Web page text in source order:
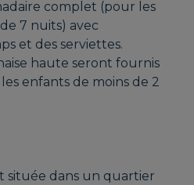
complet (pour les
7 nuits) avec
et des serviettes.
haute seront fournis
enfants de moins de 2
située dans un quartier